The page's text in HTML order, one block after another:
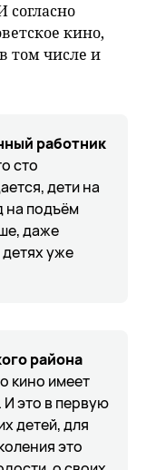
кино,
том числе и
работник
сто
дети на
на подъём
даже
уже
района
кино имеет
это в первую
детей, для
это